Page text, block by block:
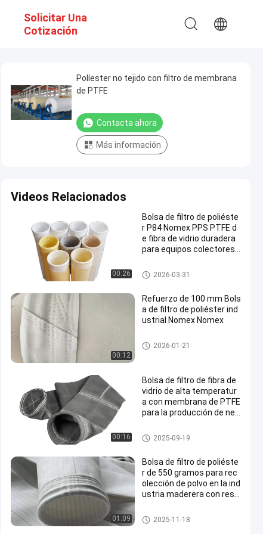
Solicitar Una
Cotización
Políester no tejido con filtro de membrana
de PTFE
Contacta ahora
Más información
Videos Relacionados
00:26
Bolsa de filtro de poliéste
r P84 Nomex PPS PTFE d
e fibra de vidrio duradera
para equipos colectores
Bolso de filtro del poliéster
2026-03-31
00:12
Refuerzo de 100 mm Bols
a de filtro de poliéster ind
ustrial Nomex Nomex
bolsas de filtro de alta temper
atura
2026-01-21
00:16
Bolsa de filtro de fibra de
vidrio de alta temperatur
a con membrana de PTFE
para la producción de neg
bolsas de filtro de fibra de vidri
o
2025-09-19
01:09
Bolsa de filtro de poliéste
r de 550 gramos para rec
olección de polvo en la ind
ustria maderera con resis
as
Bolso de filtro del poliéster
2025-11-18